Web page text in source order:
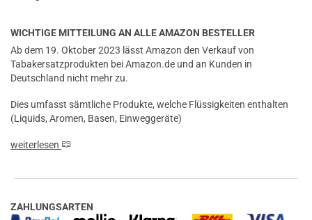
18.12.2020 — via
nülifer k.
verifizierter Onlinekauf.
Die ciols schmecken gut und halten lange
Barbara J.
WICHTIGE MITTEILUNG AN ALLE AMAZON BESTELLER
Ab dem 19. Oktober 2023 lässt Amazon den Verkauf von
Tabakersatzprodukten bei Amazon.de und an Kunden in
Deutschland nicht mehr zu.
Dies umfasst sämtliche Produkte, welche Flüssigkeiten enthalten
(Liquids, Aromen, Basen, Einweggeräte)
weiterlesen
ZAHLUNGSARTEN